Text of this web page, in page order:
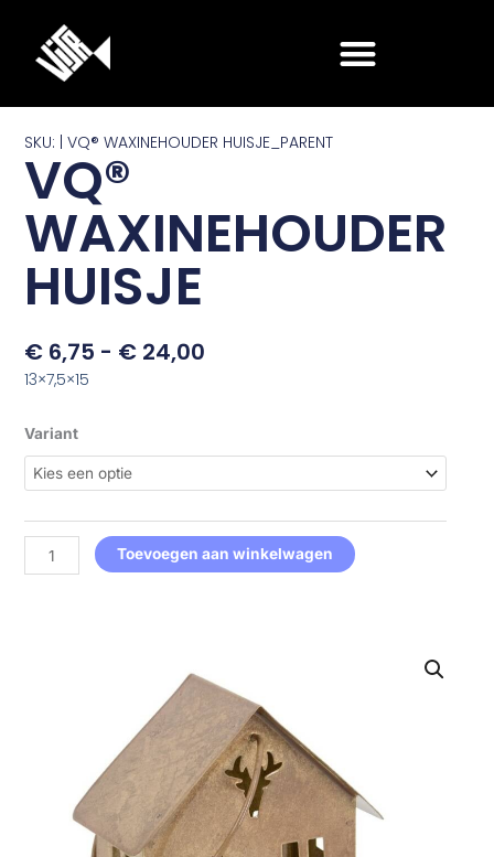
SKU: | VQ® WAXINEHOUDER HUISJE_PARENT
VQ®
WAXINEHOUDER
HUISJE
€ 6,75 - € 24,00
13×7,5×15
Variant
VQ®
WAXINEHOUDER
HUISJE
Toevoegen aan winkelwagen